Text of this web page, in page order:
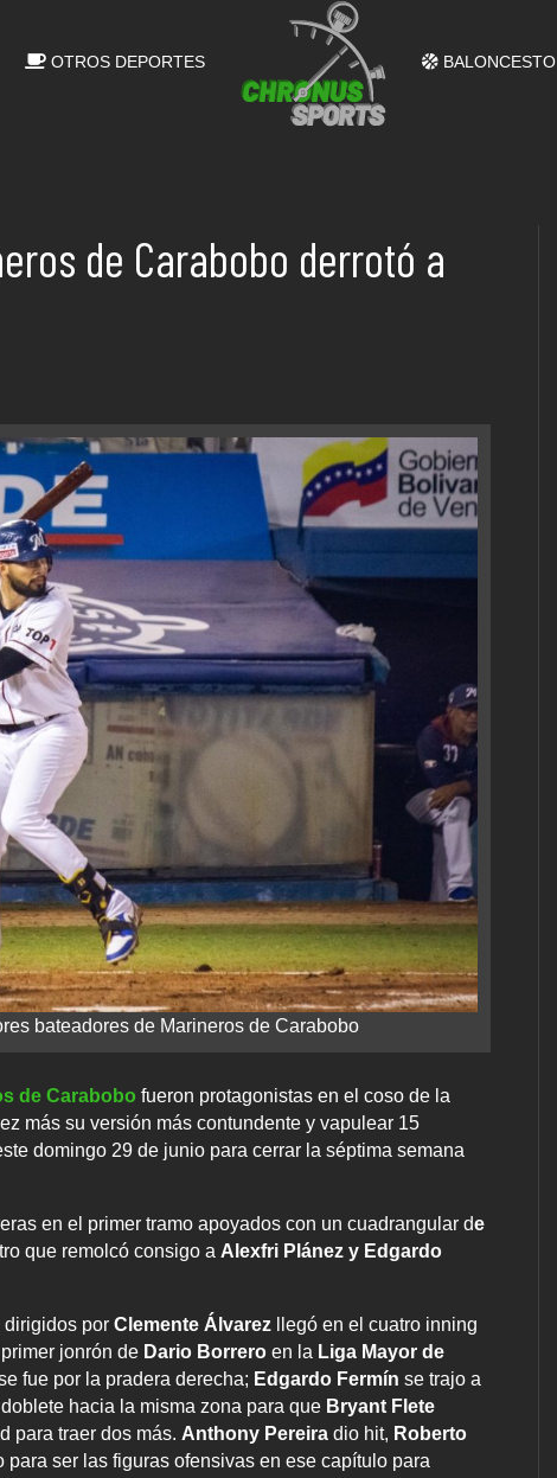
OTROS DEPORTES BALONCESTO
de Carabobo derrotó a
bateadores de Marineros de Carabobo
de Carabobo fueron protagonistas en el coso de la
más su versión más contundente y vapulear 15
domingo 29 de junio para cerrar la séptima semana
en el primer tramo apoyados con un cuadrangular de
que remolcó consigo a Alexfri Plánez y Edgardo
dirigidos por Clemente Álvarez llegó en el cuatro inning
jonrón de Dario Borrero en la Liga Mayor de
fue por la pradera derecha; Edgardo Fermín se trajo a
hacia la misma zona para que Bryant Flete
para traer dos más. Anthony Pereira dio hit, Roberto
para ser las figuras ofensivas en ese capítulo para